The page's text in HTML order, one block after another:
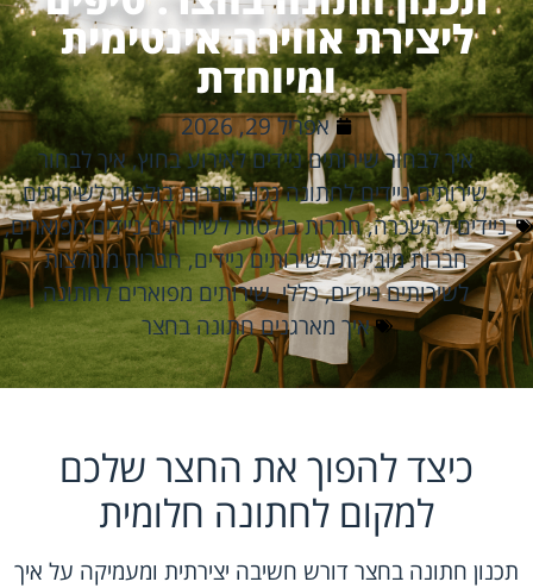
ליצירת אווירה אינטימית
ומיוחדת
אפריל 29, 2026
איך לבחור שירותים ניידים לאירוע בחוץ,איך לבחור
שירותים ניידים לחתונה נכון,חברות בולטות לשירותים
ניידים להשכרה,חברות בולטות לשירותים ניידים מפוארים,
חברות מובילות לשירותים ניידים,חברות מומלצות
לשירותים ניידים,כללי,שירותים מפוארים לחתונה
איך מארגנים חתונה בחצר
כיצד להפוך את החצר שלכם
למקום לחתונה חלומית
תכנון חתונה בחצר דורש חשיבה יצירתית ומעמיקה על איך